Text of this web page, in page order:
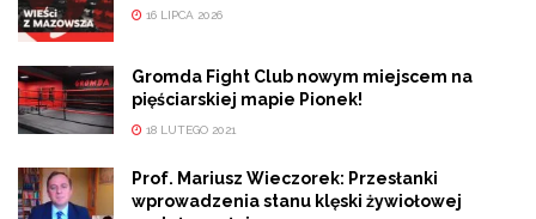
16 LIPCA 2026
Gromda Fight Club nowym miejscem na
pięściarskiej mapie Pionek!
18 LUTEGO 2021
Prof. Mariusz Wieczorek: Przesłanki
wprowadzenia stanu klęski żywiołowej